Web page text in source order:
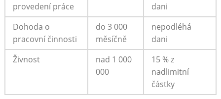
provedení práce
dani
Dohoda o
pracovní činnosti
do ⁤3 000‌
měsíčně
nepodléhá
dani
Živnost
nad 1 ​000⁣
000
15​ % ⁣z⁤
nadlimitní
částky